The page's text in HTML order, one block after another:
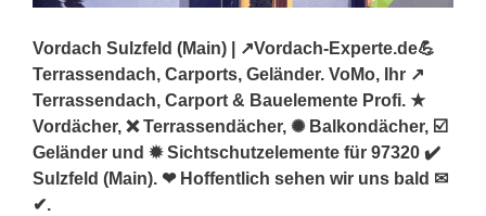
Vordach Sulzfeld (Main) | ↗️Vordach-Experte.de💪
Terrassendach, Carports, Geländer. VoMo, Ihr ↗️
Terrassendach, Carport & Bauelemente Profi. ★
Vordächer, ❌ Terrassendächer, ✺ Balkondächer, ☑️
Geländer und ✹ Sichtschutzelemente für 97320 ✔️
Sulzfeld (Main). ❤ Hoffentlich sehen wir uns bald ✉
✔.